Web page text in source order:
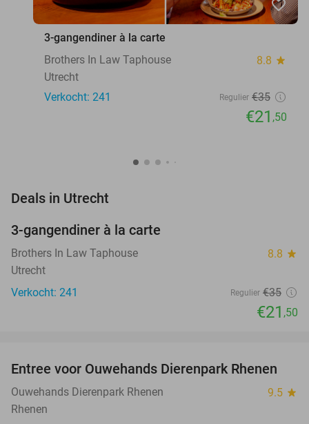
favorite_border
3-gangendiner à la carte
Brothers In Law Taphouse
8.8 star
Utrecht
Verkocht: 241
Regulier €35
€21 ,50
Deals in Utrecht
3-gangendiner à la carte
Brothers In Law Taphouse 8.8 star
Utrecht
Verkocht: 241
Regulier €35
€21 ,50
19%
Entree voor Ouwehands Dierenpark Rhenen
Ouwehands Dierenpark Rhenen 9.5 star
Rhenen